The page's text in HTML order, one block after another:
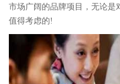
市场广阔的品牌项目，无论是
值得考虑的!